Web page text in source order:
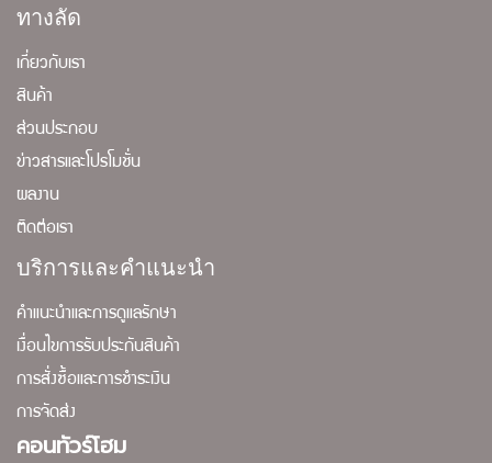
ทางลัด
เกี่ยวกับเรา
สินค้า
ส่วนประกอบ
ข่าวสารและโปรโมชั่น
ผลงาน
ติดต่อเรา
บริการและคำแนะนำ
คำแนะนำและการดูแลรักษา
เงื่อนไขการรับประกันสินค้า
การสั่งซื้อและการชำระเงิน
การจัดส่ง
คอนทัวร์โฮม